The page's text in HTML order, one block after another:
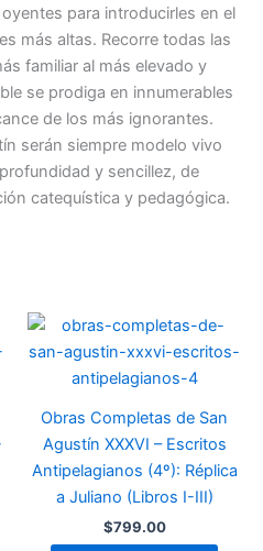
para introducirles en el
más altas. Recorre todas las
familiar al más elevado y
se prodiga en innumerables
de los más ignorantes.
serán siempre modelo vivo
y sencillez, de
catequística y pedagógica.
Obras Completas de San
Agustín XXXVI – Escritos
Antipelagianos (4º): Réplica
a Juliano (Libros I-III)
$799.00